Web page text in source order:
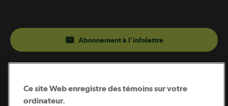
Abonnement à l’infolettre
Il est l’outil d’information de la coopération agricole
québécoise.
Ce site Web enregistre des témoins sur votre
ordinateur.